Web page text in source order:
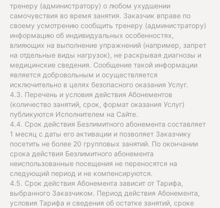
тренеру (администратору) о любом ухудшении
самочувствия во время занятия. Заказчик вправе по
своему усмотрению сообщить тренеру (администратору)
информацию об индивидуальных особенностях,
влияющих на выполнение упражнений (например, запрет
на отдельные виды нагрузок), не раскрывая диагнозы и
медицинские сведения. Сообщение такой информации
является добровольным и осуществляется
исключительно в целях безопасного оказания Услуг.
4.3. Перечень и условия действия Абонементов
(количество занятий, срок, формат оказания Услуг)
публикуются Исполнителем на Сайте.
4.4. Срок действия Безлимитного абонемента составляет
1 месяц с даты его активации и позволяет Заказчику
посетить не более 20 групповых занятий. По окончании
срока действия Безлимитного абонемента
неиспользованные посещения не переносятся на
следующий период и не компенсируются.
4.5. Срок действия Абонемента зависит от Тарифа,
выбранного Заказчиком. Период действия Абонемента,
условия Тарифа и сведения об остатке занятий, сроке